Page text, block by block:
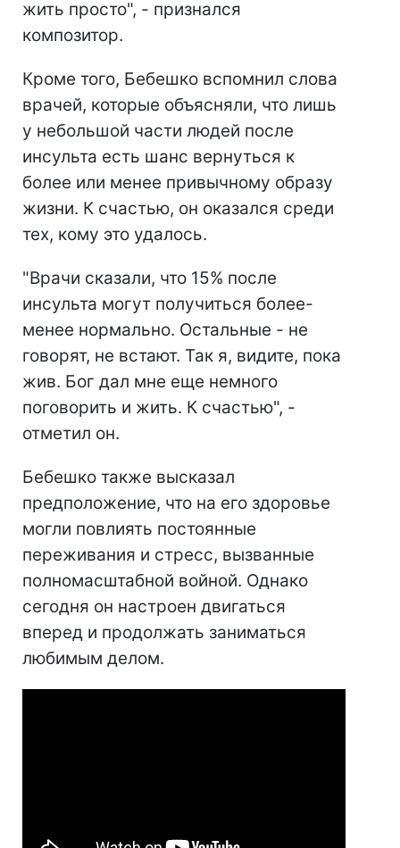
жить просто", - признался
композитор.
Кроме того, Бебешко вспомнил слова
врачей, которые объясняли, что лишь
у небольшой части людей после
инсульта есть шанс вернуться к
более или менее привычному образу
жизни. К счастью, он оказался среди
тех, кому это удалось.
"Врачи сказали, что 15% после
инсульта могут получиться более-
менее нормально. Остальные - не
говорят, не встают. Так я, видите, пока
жив. Бог дал мне еще немного
поговорить и жить. К счастью", -
отметил он.
Бебешко также высказал
предположение, что на его здоровье
могли повлиять постоянные
переживания и стресс, вызванные
полномасштабной войной. Однако
сегодня он настроен двигаться
вперед и продолжать заниматься
любимым делом.